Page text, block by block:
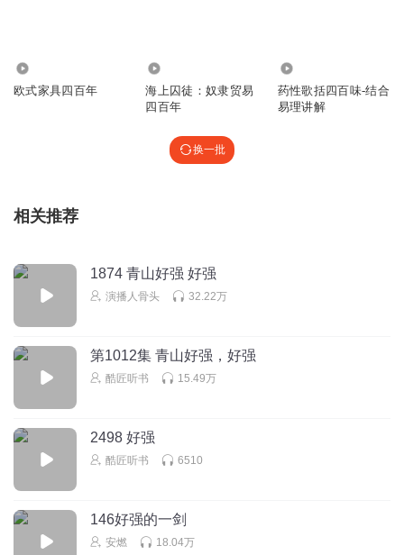
欧式家具四百年
海上囚徒：奴隶贸易
四百年
药性歌括四百味-结合
易理讲解
换一批
相关推荐
1874 青山好强 好强
演播人骨头 32.22万
第1012集 青山好强，好强
酷匠听书 15.49万
2498 好强
酷匠听书 6510
146好强的一剑
安燃 18.04万